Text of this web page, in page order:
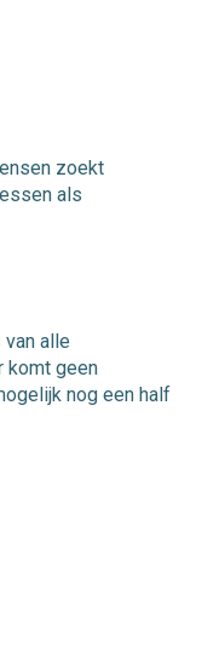
zoekt
als
alle
komt geen
nog een half